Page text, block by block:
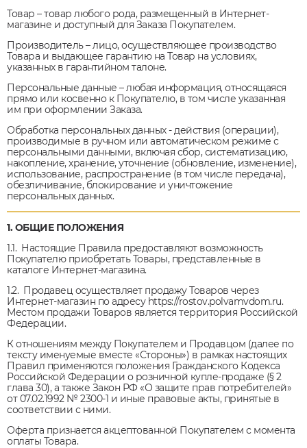
Товар – товар любого рода, размещенный в Интернет-
магазине и доступный для Заказа Покупателем.
Производитель – лицо, осуществляющее производство
Товара и выдающее гарантию на Товар на условиях,
указанных в гарантийном талоне.
Персональные данные – любая информация, относящаяся
прямо или косвенно к Покупателю, в том числе указанная
им при оформлении Заказа.
Обработка персональных данных - действия (операции),
производимые в ручном или автоматическом режиме с
персональными данными, включая сбор, систематизацию,
накопление, хранение, уточнение (обновление, изменение),
использование, распространение (в том числе передача),
обезличивание, блокирование и уничтожение
персональных данных.
1. ОБЩИЕ ПОЛОЖЕНИЯ
1.1. Настоящие Правила предоставляют возможность
Покупателю приобретать Товары, представленные в
каталоге Интернет-магазина.
1.2. Продавец осуществляет продажу Товаров через
Интернет-магазин по адресу https://rostov.polvamvdom.ru.
Местом продажи Товаров является территория Российской
Федерации.
К отношениям между Покупателем и Продавцом (далее по
тексту именуемые вместе «Стороны») в рамках настоящих
Правил применяются положения Гражданского Кодекса
Российской Федерации о розничной купле-продаже (§ 2
глава 30), а также Закон РФ «О защите прав потребителей»
от 07.02.1992 № 2300-1 и иные правовые акты, принятые в
соответствии с ними.
Оферта признается акцептованной Покупателем с момента
оплаты Товара.